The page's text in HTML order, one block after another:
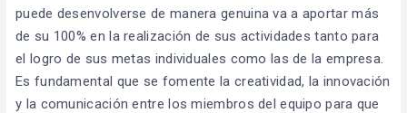
puede desenvolverse de manera genuina va a aportar más
de su 100% en la realización de sus actividades tanto para
el logro de sus metas individuales como las de la empresa.
Es fundamental que se fomente la creatividad, la innovación
y la comunicación entre los miembros del equipo para que